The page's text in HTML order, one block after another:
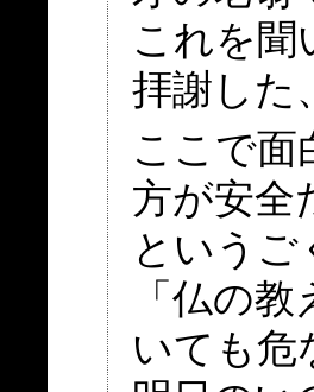
これを聞
拝謝した
ここで面
方が安全
というご
「仏の
いても危